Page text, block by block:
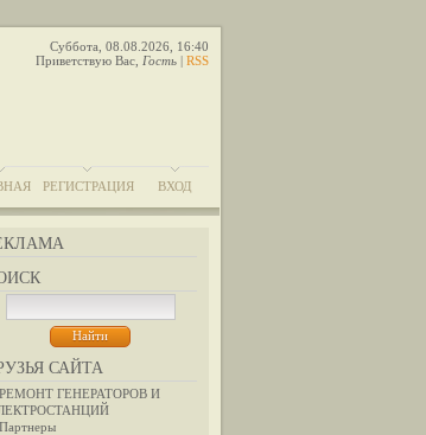
Суббота, 08.08.2026, 16:40
Приветствую Вас Гость | RSS
РЕГИСТРАЦИЯ ВХОД
САЙТА
РЕМОНТ ГЕНЕРАТОРОВ И
Партнеры